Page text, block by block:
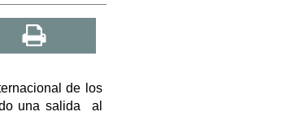
de los
una salida al